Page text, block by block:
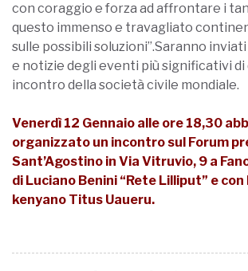
con coraggio e forza ad affrontare i
questo immenso e travagliato
sulle possibili soluzioni”.Saranno
e notizie degli eventi più significativi di
incontro della società civile mondiale.
Venerdì 12 Gennaio alle ore 18,30
organizzato un incontro sul Forum
Sant’Agostino in Via Vitruvio, 9 a
di Luciano Benini “Rete Lilliput” e con
kenyano Titus Uaueru.